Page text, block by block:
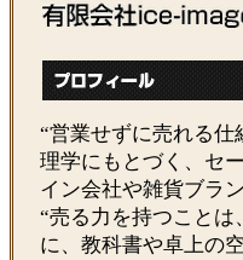
“営業せずに売れる
理学にもとづく、セ
イン会社や雑貨ブラ
“売る力を持つこと
に、教科書や卓上の